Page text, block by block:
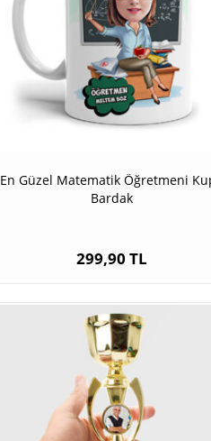
En Güzel Matematik Öğretmeni
Bardak
299,90 TL